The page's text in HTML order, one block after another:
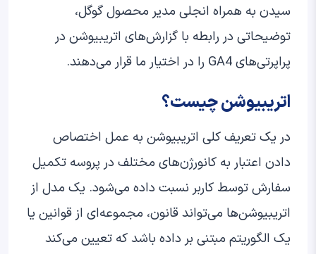
سیدن به همراه انجلی مدیر محصول گوگل،
توضیحاتی در رابطه با گزارش‌های اتریبیوشن در
پراپرتی‌های GA4 را در اختیار ما قرار می‌دهند.
اتریبیوشن چیست؟
در یک تعریف کلی اتریبیوشن به عمل اختصاص
دادن اعتبار به کانورژن‌های مختلف در پروسه تکمیل
سفارش توسط کاربر نسبت داده می‌شود. یک مدل از
اتریبیوشن‌ها می‌تواند قانون، مجموعه‌ای از قوانین یا
یک الگوریتم مبتنی بر داده باشد که تعیین می‌کند